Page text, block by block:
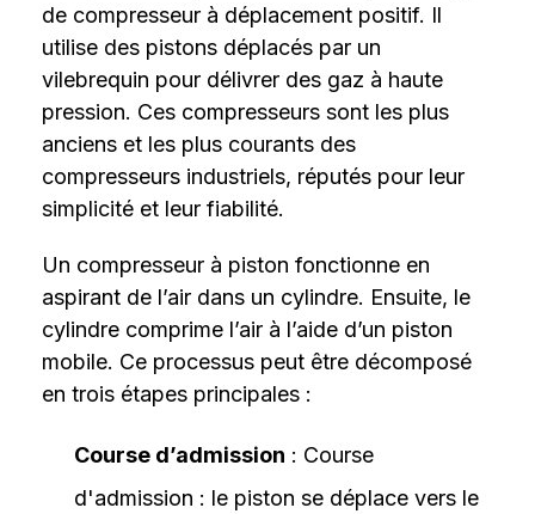
de compresseur à déplacement positif. Il
utilise des pistons déplacés par un
vilebrequin pour délivrer des gaz à haute
pression. Ces compresseurs sont les plus
anciens et les plus courants des
compresseurs industriels, réputés pour leur
simplicité et leur fiabilité.
Un compresseur à piston fonctionne en
aspirant de l’air dans un cylindre. Ensuite, le
cylindre comprime l’air à l’aide d’un piston
mobile. Ce processus peut être décomposé
en trois étapes principales :
Course d’admission : Course
d'admission : le piston se déplace vers le